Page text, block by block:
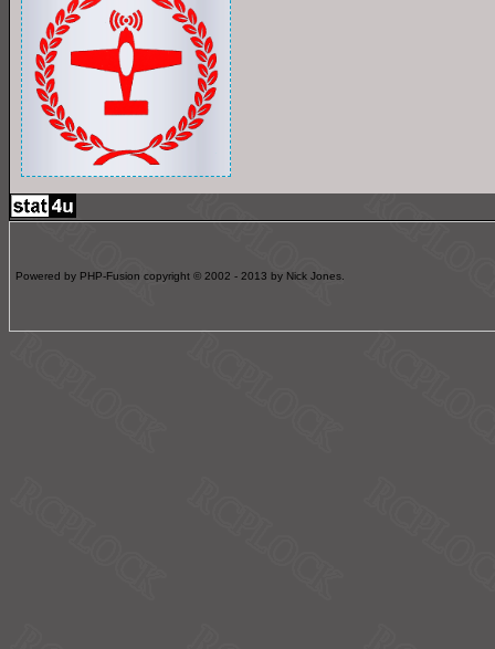
Powered by PHP-Fusion copyright © 2002 - 2013 by Nick Jones.